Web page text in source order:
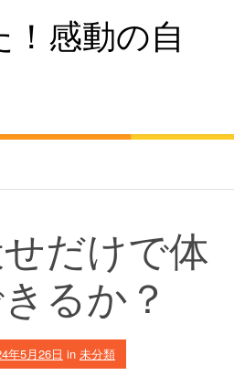
感動の自
だけで体
るか？
年5月26日 in 未分類